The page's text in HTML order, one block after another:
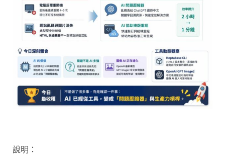
說明：